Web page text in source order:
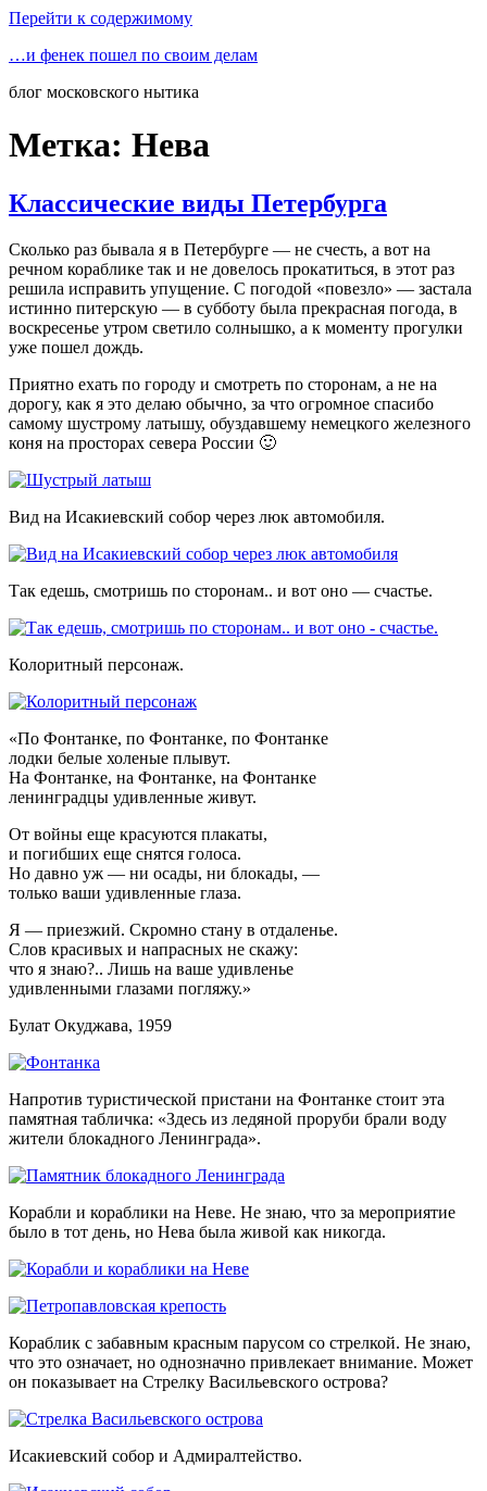
Перейти к содержимому
…и фенек пошел по своим делам
блог московского нытика
Метка: Нева
Классические виды Петербурга
Сколько раз бывала я в Петербурге — не счесть, а вот на
речном кораблике так и не довелось прокатиться, в этот раз
решила исправить упущение. С погодой «повезло» — застала
истинно питерскую — в субботу была прекрасная погода, в
воскресенье утром светило солнышко, а к моменту прогулки
уже пошел дождь.
Приятно ехать по городу и смотреть по сторонам, а не на
дорогу, как я это делаю обычно, за что огромное спасибо
самому шустрому латышу, обуздавшему немецкого железного
коня на просторах севера России 🙂
Вид на Исакиевский собор через люк автомобиля.
Так едешь, смотришь по сторонам.. и вот оно — счастье.
Колоритный персонаж.
«По Фонтанке, по Фонтанке, по Фонтанке
лодки белые холеные плывут.
На Фонтанке, на Фонтанке, на Фонтанке
ленинградцы удивленные живут.
От войны еще красуются плакаты,
и погибших еще снятся голоса.
Но давно уж — ни осады, ни блокады, —
только ваши удивленные глаза.
Я — приезжий. Скромно стану в отдаленье.
Слов красивых и напрасных не скажу:
что я знаю?.. Лишь на ваше удивленье
удивленными глазами погляжу.»
Булат Окуджава, 1959
Напротив туристической пристани на Фонтанке стоит эта
памятная табличка: «Здесь из ледяной проруби брали воду
жители блокадного Ленинграда».
Корабли и кораблики на Неве. Не знаю, что за мероприятие
было в тот день, но Нева была живой как никогда.
Кораблик с забавным красным парусом со стрелкой. Не знаю,
что это означает, но однозначно привлекает внимание. Может
он показывает на Стрелку Васильевского острова?
Исакиевский собор и Адмиралтейство.